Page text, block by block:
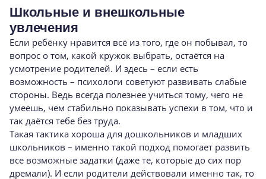
Школьные и внешкольные
увлечения
Если ребёнку нравится всё из того, где он побывал, то
вопрос о том, какой кружок выбрать, остаётся на
усмотрение родителей. И здесь – если есть
возможность – психологи советуют развивать слабые
стороны. Ведь всегда полезнее учиться тому, чего не
умеешь, чем стабильно показывать успехи в том, что и
так даётся тебе без труда.
Такая тактика хороша для дошкольников и младших
школьников – именно такой подход помогает развить
все возможные задатки (даже те, которые до сих пор
дремали). И если родители действовали именно так, то